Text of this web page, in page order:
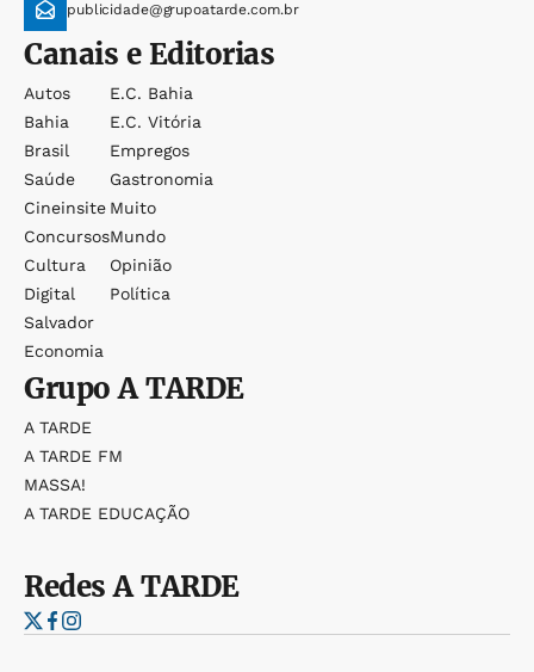
publicidade@grupoatarde.com.br
Canais e Editorias
Autos
Bahia
Brasil
Saúde
Cineinsite
Concursos
Cultura
Digital
Salvador
Economia
E.c. Bahia
E.c. Vitória
Empregos
Gastronomia
Muito
Mundo
Opinião
Política
GrupoA TARDE
A TARDE
A TARDE FM
MASSA!
A TARDE EDUCAÇÃO
RedesA TARDE